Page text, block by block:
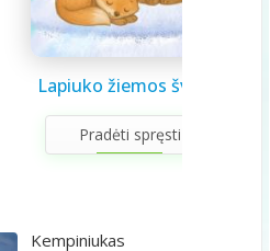
Lapiuko žiemos šviesa
Pradėti spręsti
Žiemos saulėgįžos
knygelė
Aš galiu rinktis
Saulės sistema vaikams
Sveikuolio užduotėlės
vaikams
Gyvūnai abc
apvedžiojimo knygelė
Draugystės užduotėlės
vaikams
Pavasario laiškas
mamai
Velykų užduotėlės
Gerumo advento
kalendorius
Kempiniukas